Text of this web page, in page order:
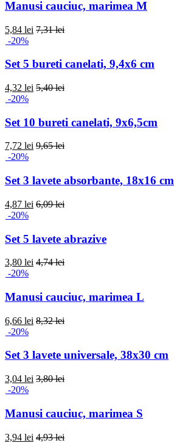
Manusi cauciuc, marimea M
5,84 lei 7,31 lei
-20%
Set 5 bureti canelati, 9,4x6 cm
4,32 lei 5,40 lei
-20%
Set 10 bureti canelati, 9x6,5cm
7,72 lei 9,65 lei
-20%
Set 3 lavete absorbante, 18x16 cm
4,87 lei 6,09 lei
-20%
Set 5 lavete abrazive
3,80 lei 4,74 lei
-20%
Manusi cauciuc, marimea L
6,66 lei 8,32 lei
-20%
Set 3 lavete universale, 38x30 cm
3,04 lei 3,80 lei
-20%
Manusi cauciuc, marimea S
3,94 lei 4,93 lei